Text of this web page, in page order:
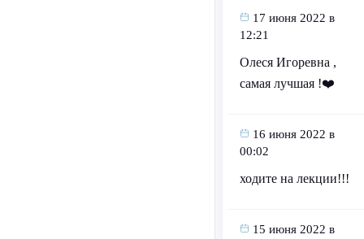
17 июня 2022 в
12:21
Олеся Игоревна ,
самая лучшая !❤️
16 июня 2022 в
00:02
ходите на лекции!!!
15 июня 2022 в